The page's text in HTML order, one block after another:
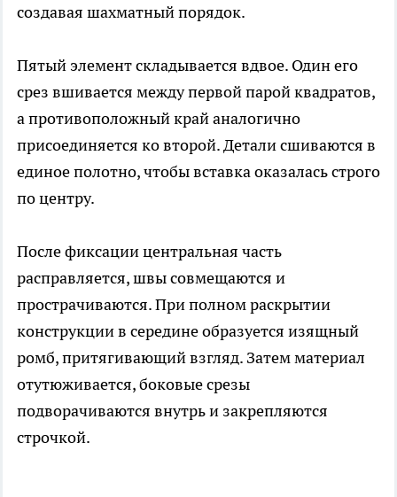
создавая шахматный порядок.
Пятый элемент складывается вдвое. Один его
срез вшивается между первой парой квадратов,
а противоположный край аналогично
присоединяется ко второй. Детали сшиваются в
единое полотно, чтобы вставка оказалась строго
по центру.
После фиксации центральная часть
расправляется, швы совмещаются и
прострачиваются. При полном раскрытии
конструкции в середине образуется изящный
ромб, притягивающий взгляд. Затем материал
отутюживается, боковые срезы
подворачиваются внутрь и закрепляются
строчкой.